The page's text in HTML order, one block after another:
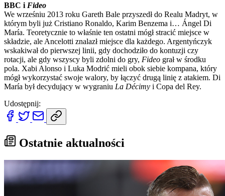
BBC i Fideo
We wrześniu 2013 roku Gareth Bale przyszedł do Realu Madryt, w
którym byli już Cristiano Ronaldo, Karim Benzema i… Ángel Di
María. Teoretycznie to właśnie ten ostatni mógł stracić miejsce w
składzie, ale Ancelotti znalazł miejsce dla każdego. Argentyńczyk
wskakiwał do pierwszej linii, gdy dochodziło do kontuzji czy
rotacji, ale gdy wszyscy byli zdolni do gry, Fideo grał w środku
pola. Xabi Alonso i Luka Modrić mieli obok siebie kompana, który
mógł wykorzystać swoje walory, by łączyć drugą linię z atakiem. Di
María był decydujący w wygraniu La Décimy i Copa del Rey.
Udostępnij:
Ostatnie aktualności